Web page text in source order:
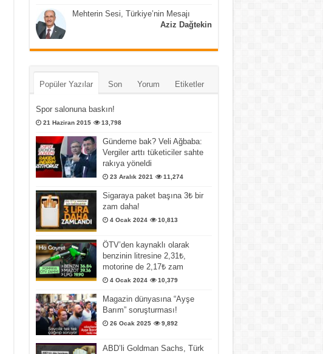
Mehterin Sesi, Türkiye’nin Mesajı
Aziz Dağtekin
Popüler Yazılar Son Yorum Etiketler
Spor salonuna baskın!
21 Haziran 2015 13,798
Gündeme bak? Veli Ağbaba:
Vergiler arttı tüketiciler sahte
rakıya yöneldi
23 Aralık 2021 11,274
Sigaraya paket başına 3₺ bir
zam daha!
4 Ocak 2024 10,813
ÖTV’den kaynaklı olarak
benzinin litresine 2,31₺,
motorine de 2,17₺ zam
4 Ocak 2024 10,379
Magazin dünyasına “Ayşe
Barım” soruşturması!
26 Ocak 2025 9,892
ABD’li Goldman Sachs, Türk